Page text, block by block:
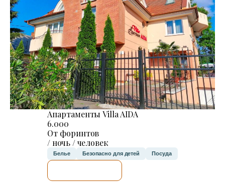
Апартаменты Villa AIDA
6.000
От форинтов
/ ночь / человек
Белье Безопасно для детей Посуда